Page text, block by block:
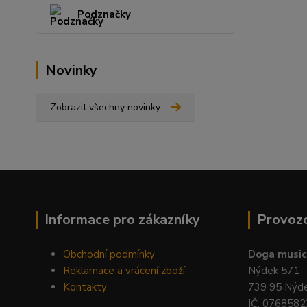
Podznačky
Novinky
Zobrazit všechny novinky
Informace pro zákazníky
Obchodní podmínky
Reklamace a vrácení zboží
Kontakty
Doga
Nýdek 571
739 95
IČ: